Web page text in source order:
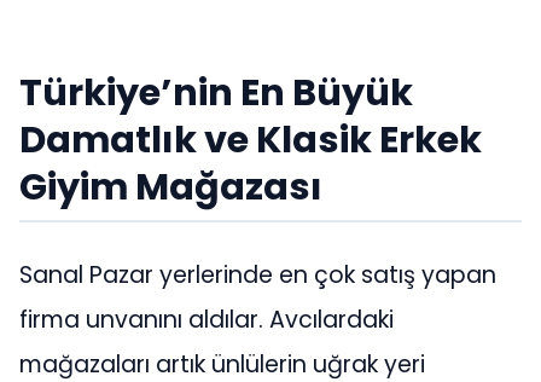
Türkiye’nin En Büyük
Damatlık ve Klasik Erkek
Giyim Mağazası
Sanal Pazar yerlerinde en çok satış yapan
firma unvanını aldılar. Avcılardaki
mağazaları artık ünlülerin uğrak yeri